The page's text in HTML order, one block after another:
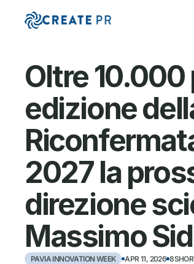
Oltre 10.000
edizione
2027 la
direzione
Massimo
PAVIA INNOVATION WEEK APR 11, 2026